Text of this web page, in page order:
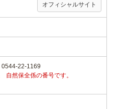
オフィシャルサイト
22-1169
然保全係の番号です。